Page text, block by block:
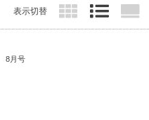
表示切替
8月号